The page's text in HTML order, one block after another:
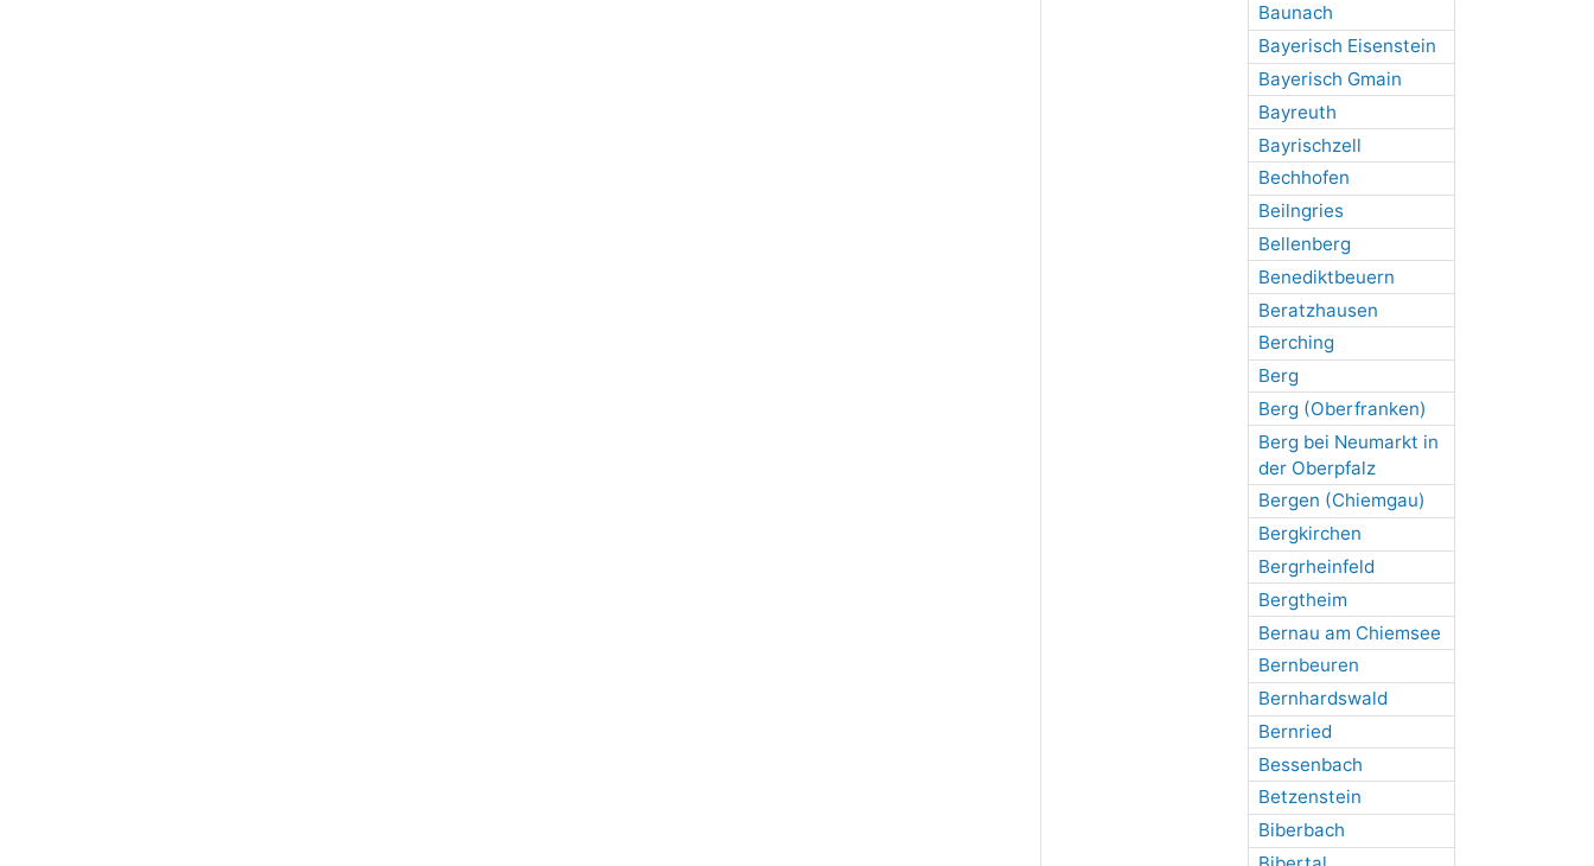
Baunach
Bayerisch Eisenstein
Bayerisch Gmain
Bayreuth
Bayrischzell
Bechhofen
Beilngries
Bellenberg
Benediktbeuern
Beratzhausen
Berching
Berg
Berg (Oberfranken)
Berg bei Neumarkt in
der Oberpfalz
Bergen (Chiemgau)
Bergkirchen
Bergrheinfeld
Bergtheim
Bernau am Chiemsee
Bernbeuren
Bernhardswald
Bernried
Bessenbach
Betzenstein
Biberbach